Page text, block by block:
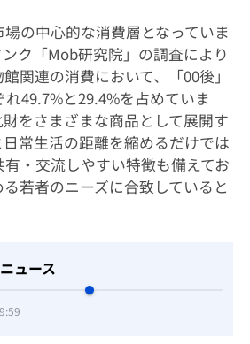
の中心的な消費層となっていま
ク「Mob研究院」の調査により
関連の消費において、「00後」
49.7%と29.4%を占めていま
をさまざまな商品として展開す
常生活の距離を縮めるだけでは
・交流しやすい特徴も備えてお
若者のニーズに合致していると
ュース